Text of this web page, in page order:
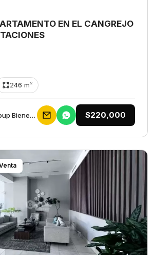
EN EL CANGREJO
246 m²
Galceb Group Bienes Raices $220,000